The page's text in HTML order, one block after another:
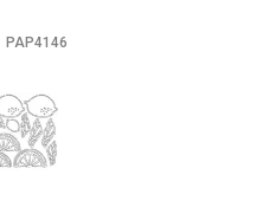
PAP4146